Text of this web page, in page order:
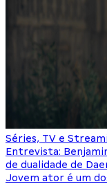
Séries, TV e
Entrevista:
de dualidade de
Jovem ator é um